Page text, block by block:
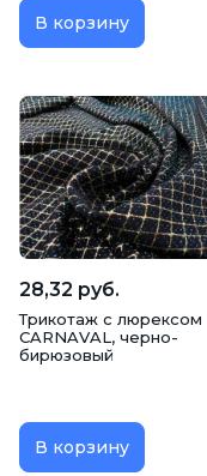
В корзину
28,32 руб.
Трикотаж c люрексом
CARNAVAL, черно-
бирюзовый
В корзину